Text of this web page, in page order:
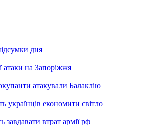
дня
атаки на Запоріжжя
атакували Балаклію
українців економити світло
втрат армії рф